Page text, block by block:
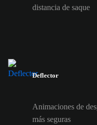
distancia de saque
Deflector
Animaciones de
más seguras